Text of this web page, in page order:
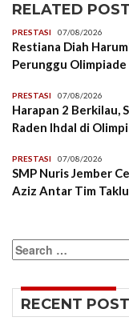
RELATED POST
PRESTASI 07/08/2026
Restiana Diah
Perunggu
PRESTASI 07/08/2026
Harapan 2 Berkilau,
Raden Ihdal di
PRESTASI 07/08/2026
SMP Nuris Jember
Aziz Antar Tim
Search
for:
RECENT